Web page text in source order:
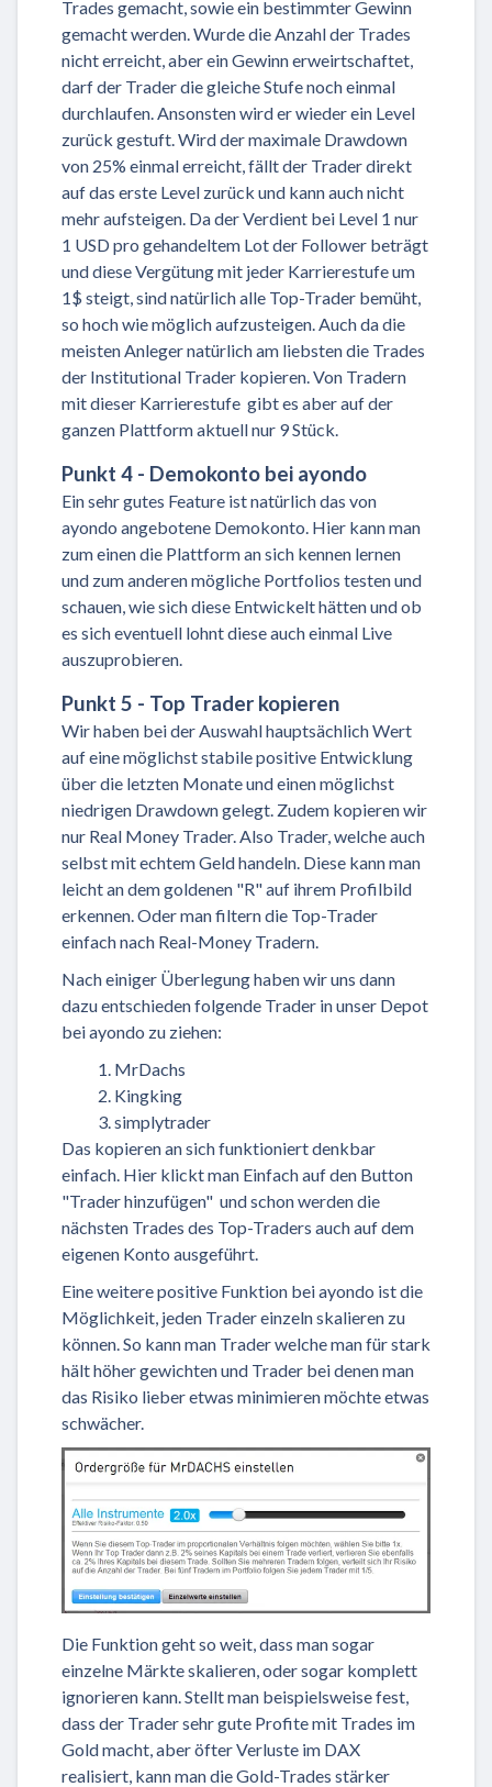
Trades gemacht, sowie ein bestimmter Gewinn
gemacht werden. Wurde die Anzahl der Trades
nicht erreicht, aber ein Gewinn erweirtschaftet,
darf der Trader die gleiche Stufe noch einmal
durchlaufen. Ansonsten wird er wieder ein Level
zurück gestuft. Wird der maximale Drawdown
von 25% einmal erreicht, fällt der Trader direkt
auf das erste Level zurück und kann auch nicht
mehr aufsteigen. Da der Verdient bei Level 1 nur
1 USD pro gehandeltem Lot der Follower beträgt
und diese Vergütung mit jeder Karrierestufe um
1$ steigt, sind natürlich alle Top-Trader bemüht,
so hoch wie möglich aufzusteigen. Auch da die
meisten Anleger natürlich am liebsten die Trades
der Institutional Trader kopieren. Von Tradern
mit dieser Karrierestufe gibt es aber auf der
ganzen Plattform aktuell nur 9 Stück.
Punkt 4 - Demokonto bei ayondo
Ein sehr gutes Feature ist natürlich das von
ayondo angebotene Demokonto. Hier kann man
zum einen die Plattform an sich kennen lernen
und zum anderen mögliche Portfolios testen und
schauen, wie sich diese Entwickelt hätten und ob
es sich eventuell lohnt diese auch einmal Live
auszuprobieren.
Punkt 5 - Top Trader kopieren
Wir haben bei der Auswahl hauptsächlich Wert
auf eine möglichst stabile positive Entwicklung
über die letzten Monate und einen möglichst
niedrigen Drawdown gelegt. Zudem kopieren wir
nur Real Money Trader. Also Trader, welche auch
selbst mit echtem Geld handeln. Diese kann man
leicht an dem goldenen "R" auf ihrem Profilbild
erkennen. Oder man filtern die Top-Trader
einfach nach Real-Money Tradern.
Nach einiger Überlegung haben wir uns dann
dazu entschieden folgende Trader in unser Depot
bei ayondo zu ziehen:
MrDachs
Kingking
simplytrader
Das kopieren an sich funktioniert denkbar
einfach. Hier klickt man Einfach auf den Button
"Trader hinzufügen" und schon werden die
nächsten Trades des Top-Traders auch auf dem
eigenen Konto ausgeführt.
Eine weitere positive Funktion bei ayondo ist die
Möglichkeit, jeden Trader einzeln skalieren zu
können. So kann man Trader welche man für stark
hält höher gewichten und Trader bei denen man
das Risiko lieber etwas minimieren möchte etwas
schwächer.
Die Funktion geht so weit, dass man sogar
einzelne Märkte skalieren, oder sogar komplett
ignorieren kann. Stellt man beispielsweise fest,
dass der Trader sehr gute Profite mit Trades im
Gold macht, aber öfter Verluste im DAX
realisiert, kann man die Gold-Trades stärker